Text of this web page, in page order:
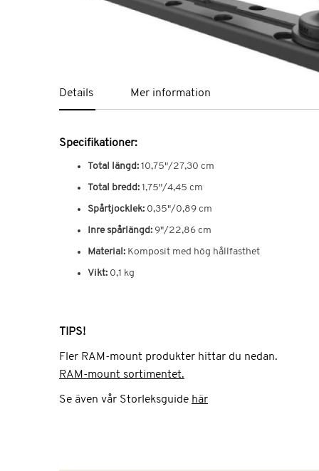
Details
Specifikationer:
Total längd: 10,75"/27,30 cm
Total bredd: 1,75"/4,45 cm
Spårtjocklek: 0,35"/0,89 cm
Inre spårlängd: 9"/22,86 cm
Material: Komposit med hög hållfasthet
Vikt: 0,1 kg
TIPS!
Fler RAM-mount produkter hittar du nedan.
RAM-mount sortimentet.
Se även vår Storleksguide här
Mer information